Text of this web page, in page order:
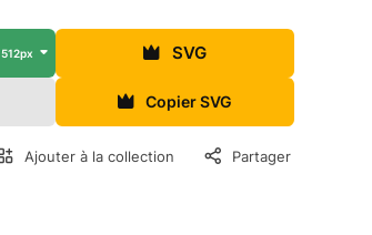
512px SVG
Copier SVG
Ajouter à la collection Partager